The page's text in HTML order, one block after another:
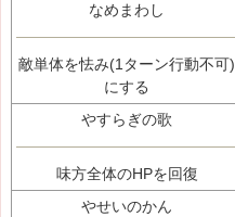
なめまわし
敵単体を怯み(1ターン行動不可)
にする
やすらぎの歌
味方全体のHPを回復
やせいのかん